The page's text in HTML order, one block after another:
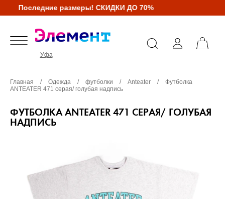
Последние размеры! СКИДКИ ДО 70%
Уфа
Главная / Одежда / футболки / Anteater /
Футболка
ANTEATER 471 серая/ голубая надпись
ФУТБОЛКА ANTEATER 471 СЕРАЯ/ ГОЛУБАЯ
НАДПИСЬ